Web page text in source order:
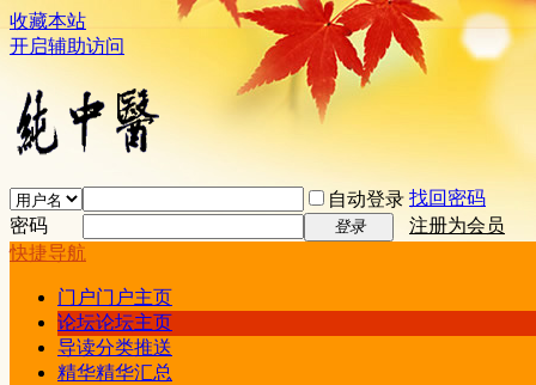
收藏本站
开启辅助访问
自动登录 找回密码
密码
登录
注册为会员
快捷导航
门户门户主页
论坛论坛主页
导读分类推送
精华精华汇总